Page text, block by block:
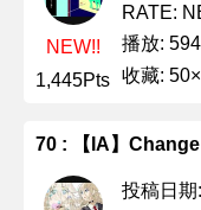
NEW!!
1,445Pts
RATE:
播放:
收藏:
70 : 【IA】Change
投稿日